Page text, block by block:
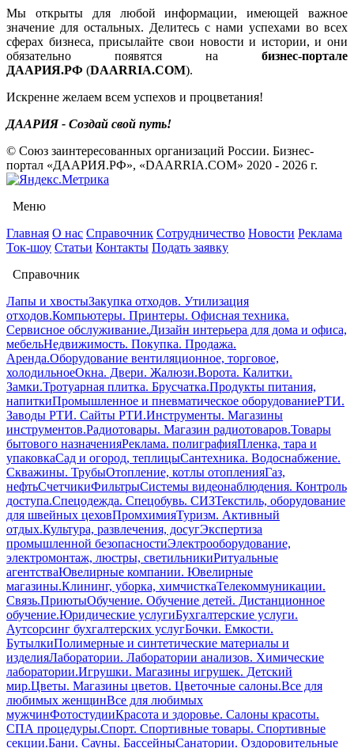
Мы открыты для любой информации, имеющей важное
значение для остальных. Делитесь с нами успехами во всех
сферах бизнеса, присылайте свои новости и истории, и они
обязательно появятся на бизнес-портале
ДААРИЯ.РФ (DAARRIA.COM).
Искренне желаем всем успехов и процветания!
ДААРИЯ - Создай свой путь!
© Союз заинтересованных организаций России. Бизнес-
портал «ДААРИЯ.РФ», «DAARRIA.COM» 2020 - 2026 г.
Меню
Главная О нас Справочник Сотрудничество Новости Реклама
Ток-шоу Статьи Контакты Подать заявку
Справочник
Лапы и хвостыЗакупка отходов. Утилизация
отходов.Компьютеры. Принтеры. Офисная техника.
Сервисное обслуживание.Дизайн интерьера для дома и офиса,
мебельНедвижимость. Покупка. Продажа.
Аренда.Оборудование вентиляционное, торговое,
холодильноеОкна. Двери. Жалюзи.Ворота. Калитки.
Замки.Тротуарная плитка. Брусчатка.Продукты питания,
напиткиПромышленное и пневматическое оборудованиеРТИ.
Заводы РТИ. Сайты РТИ.Инструменты. Магазины
инструментов.Радиотовары. Магазин радиотоваров.Товары
бытового назначенияРеклама. полиграфияПленка, тара и
упаковкаСад и огород, теплицыСантехника. Водоснабжение.
Скважины. ТрубыОтопление, котлы отопленияГаз,
нефтьСчетчикиФильтрыСистемы видеонаблюдения. Контроль
доступа.Спецодежда. Спецобувь. СИЗТекстиль, оборудование
для швейных цеховПромхимияТуризм. Активный
отдых.Культура, развлечения, досугЭкспертиза
промышленной безопасностиЭлектрооборудование,
электромонтаж, люстры, светильникиРитуальные
агентстваЮвелирные компании. Ювелирные
магазины.Клининг, уборка, химчисткаТелекоммуникации.
Связь.ПриютыОбучение. Обучение детей. Дистанционное
обучение.Юридические услугиБухгалтерские услуги.
Аутсорсинг бухгалтерских услугБочки. Емкости.
БутылкиПолимерные и синтетические материалы и
изделияЛаборатории. Лаборатории анализов. Химические
лаборатории.Игрушки. Магазины игрушек. Детский
мир.Цветы. Магазины цветов. Цветочные салоны.Все для
любимых женщинВсе для любимых
мужчинФотостудииКрасота и здоровье. Салоны красоты.
СПА процедуры.Спорт. Спортивные товары. Спортивные
секции.Бани. Сауны. БассейныСанатории. Оздоровительные